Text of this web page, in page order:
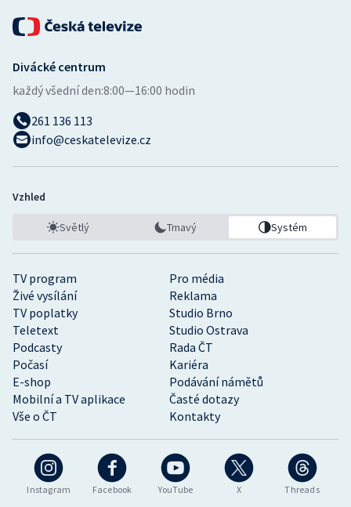
Instagram Facebook YouTube X Threads
TV program
Pro média
Živé vysílání
Reklama
TV poplatky
Studio Brno
Teletext
Studio Ostrava
Podcasty
Rada ČT
Počasí
Kariéra
E-shop
Podávání námětů
Mobilní a TV aplikace
Časté dotazy
Vše o ČT
Kontakty
Divácké centrum
každý všední den:8:00—16:00 hodin
261 136 113
info@ceskatelevize.cz
Vzhled
Světlý Tmavý Systém